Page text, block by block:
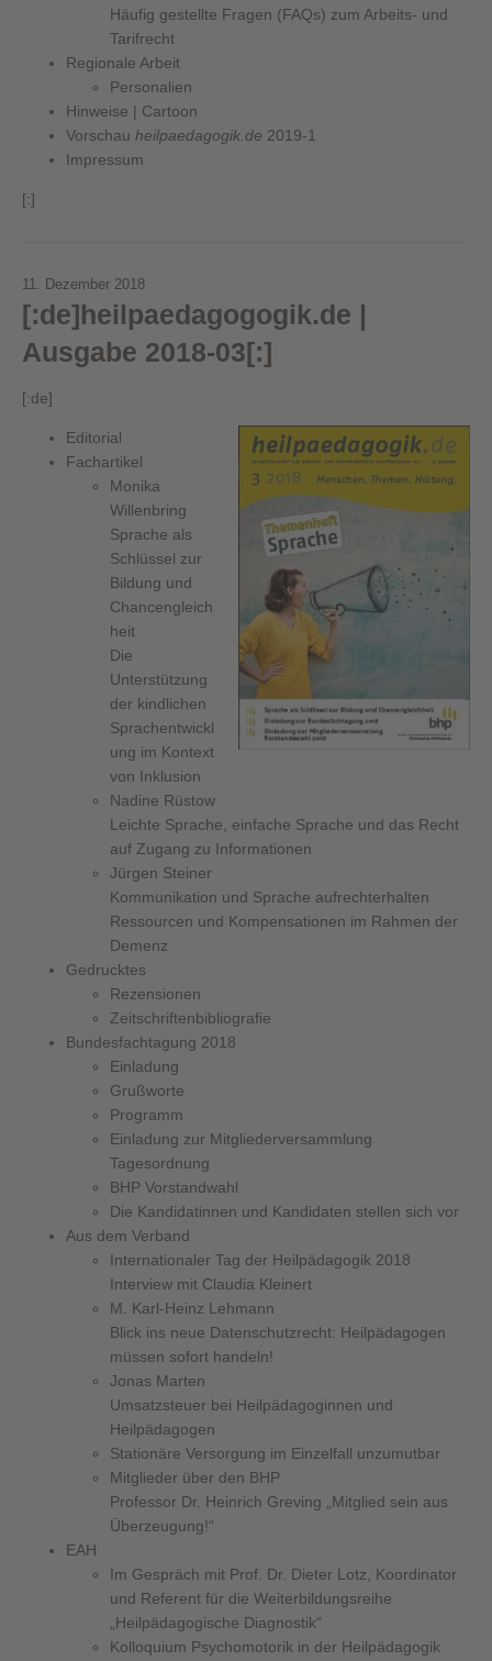
Häufig gestellte Fragen (FAQs) zum Arbeits- und
Tarifrecht
Regionale Arbeit
Personalien
Hinweise | Cartoon
Vorschau heilpaedagogik.de 2019-1
Impressum
[:]
11. Dezember 2018
[:de]heilpaedagogogik.de |
Ausgabe 2018-03[:]
[:de]
Editorial
Fachartikel
Monika
Willenbring
Sprache als
Schlüssel zur
Bildung und
Chancengleich
heit
Die
Unterstützung
der kindlichen
Sprachentwickl
ung im Kontext
von Inklusion
Nadine Rüstow
Leichte Sprache, einfache Sprache und das Recht
auf Zugang zu Informationen
Jürgen Steiner
Kommunikation und Sprache aufrechterhalten
Ressourcen und Kompensationen im Rahmen der
Demenz
Gedrucktes
Rezensionen
Zeitschriftenbibliografie
Bundesfachtagung 2018
Einladung
Grußworte
Programm
Einladung zur Mitgliederversammlung
Tagesordnung
BHP Vorstandwahl
Die Kandidatinnen und Kandidaten stellen sich vor
Aus dem Verband
Internationaler Tag der Heilpädagogik 2018
Interview mit Claudia Kleinert
M. Karl-Heinz Lehmann
Blick ins neue Datenschutzrecht: Heilpädagogen
müssen sofort handeln!
Jonas Marten
Umsatzsteuer bei Heilpädagoginnen und
Heilpädagogen
Stationäre Versorgung im Einzelfall unzumutbar
Mitglieder über den BHP
Professor Dr. Heinrich Greving „Mitglied sein aus
Überzeugung!“
EAH
Im Gespräch mit Prof. Dr. Dieter Lotz, Koordinator
und Referent für die Weiterbildungsreihe
„Heilpädagogische Diagnostik“
Kolloquium Psychomotorik in der Heilpädagogik